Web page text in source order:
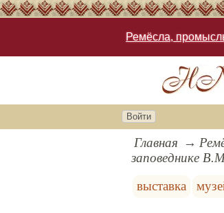
Ремёсла,
Войти
Главная
заповеднике
выставка